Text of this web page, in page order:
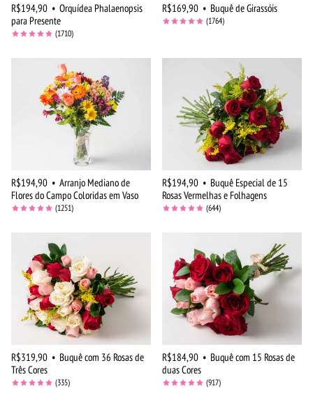
R$194,90 • Orquídea Phalaenopsis
para Presente
(1710)
R$169,90 • Buquê de Girassóis
(1764)
R$194,90 • Arranjo Mediano de
Flores do Campo Coloridas em Vaso
(1251)
R$194,90 • Buquê Especial de 15
Rosas Vermelhas e Folhagens
(644)
R$319,90 • Buquê com 36 Rosas de
Três Cores
(335)
R$184,90 • Buquê com 15 Rosas de
duas Cores
(917)